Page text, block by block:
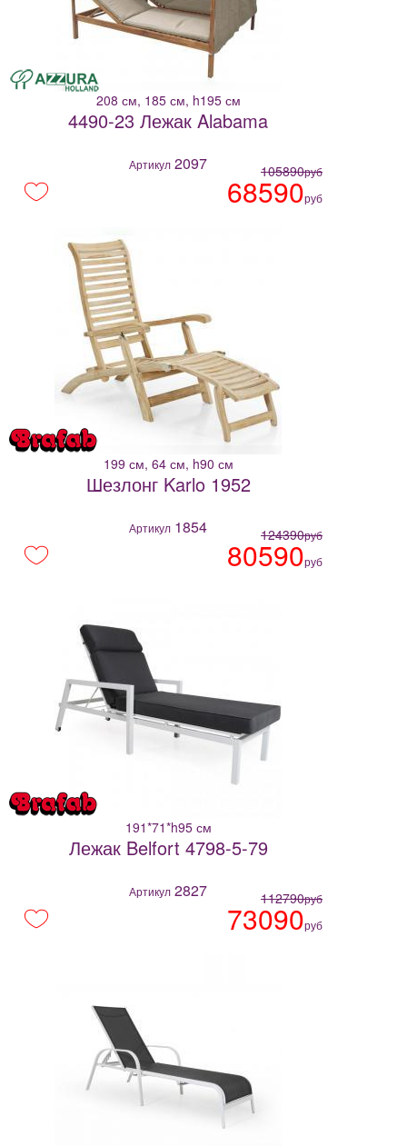
208 см, 185 см, h195 см
4490-23 Лежак Alabama
Артикул 2097 105890руб
68590руб
199 см, 64 см, h90 см
Шезлонг Karlo 1952
Артикул 1854 124390руб
80590руб
191*71*h95 см
Лежак Belfort 4798-5-79
Артикул 2827 112790руб
73090руб